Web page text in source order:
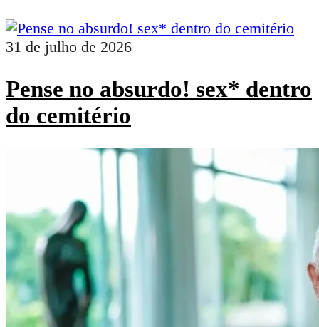
31 de julho de 2026
Pense no absurdo! sex* dentro
do cemitério